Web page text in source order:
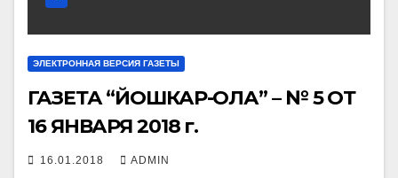
ЭЛЕКТРОННАЯ ВЕРСИЯ ГАЗЕТЫ
ГАЗЕТА “ЙОШКАР-ОЛА” – № 5 ОТ
16 ЯНВАРЯ 2018 г.
16.01.2018 ADMIN